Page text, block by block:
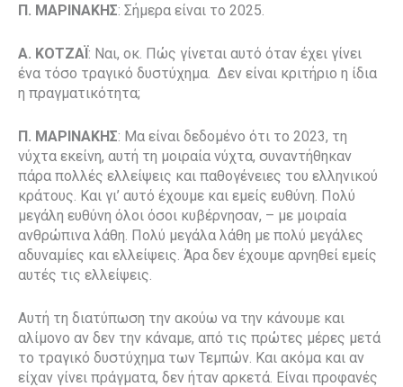
Π. ΜΑΡΙΝΑΚΗΣ: Σήμερα είναι το 2025.
Α. ΚΟΤΖΑΪ: Ναι, οκ. Πώς γίνεται αυτό όταν έχει γίνει
ένα τόσο τραγικό δυστύχημα. Δεν είναι κριτήριο η ίδια
η πραγματικότητα;
Π. ΜΑΡΙΝΑΚΗΣ: Μα είναι δεδομένο ότι το 2023, τη
νύχτα εκείνη, αυτή τη μοιραία νύχτα, συναντήθηκαν
πάρα πολλές ελλείψεις και παθογένειες του ελληνικού
κράτους. Και γι’ αυτό έχουμε και εμείς ευθύνη. Πολύ
μεγάλη ευθύνη όλοι όσοι κυβέρνησαν, – με μοιραία
ανθρώπινα λάθη. Πολύ μεγάλα λάθη με πολύ μεγάλες
αδυναμίες και ελλείψεις. Άρα δεν έχουμε αρνηθεί εμείς
αυτές τις ελλείψεις.
Αυτή τη διατύπωση την ακούω να την κάνουμε και
αλίμονο αν δεν την κάναμε, από τις πρώτες μέρες μετά
το τραγικό δυστύχημα των Τεμπών. Και ακόμα και αν
είχαν γίνει πράγματα, δεν ήταν αρκετά. Είναι προφανές